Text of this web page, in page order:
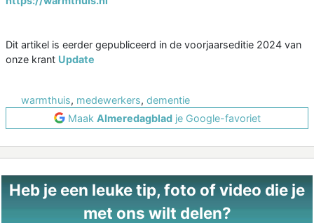
Dit artikel is eerder gepubliceerd in de voorjaarseditie 2024 van
onze krant Update
warmthuis, medewerkers, dementie
Maak Almeredagbladje Google-favoriet
Heb je een leuke tip, foto of video die je
met ons wilt delen?